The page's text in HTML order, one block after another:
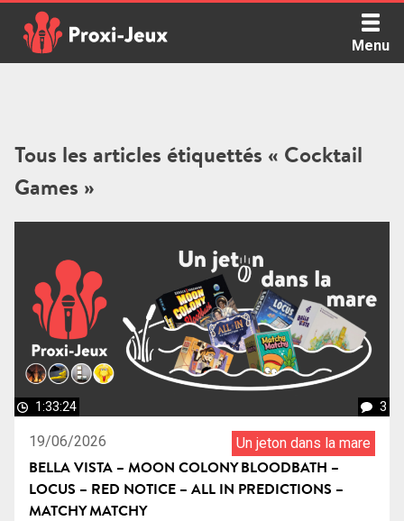
content
Menu
Tous les articles étiquettés « Cocktail
Games »
1:33:24 3
19/06/2026 Un jeton dans la mare
BELLA VISTA – MOON COLONY BLOODBATH –
LOCUS – RED NOTICE – ALL IN PREDICTIONS –
MATCHY MATCHY